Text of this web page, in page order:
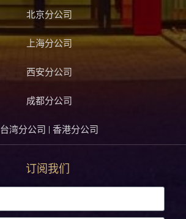
北京分公司
上海分公司
西安分公司
成都分公司
台湾分公司 | 香港分公司
订阅我们